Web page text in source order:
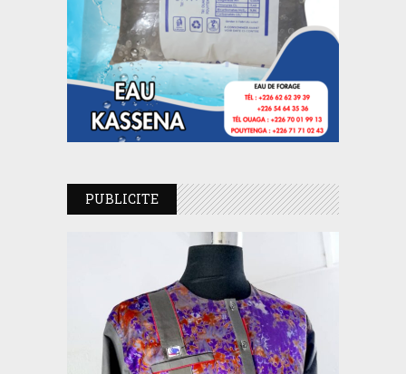
PUBLICITE